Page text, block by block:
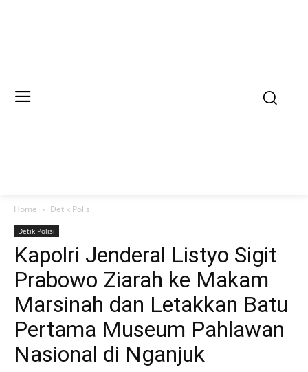
Home Detik Polisi
Detik Polisi
Kapolri Jenderal Listyo Sigit
Prabowo Ziarah ke Makam
Marsinah dan Letakkan Batu
Pertama Museum Pahlawan
Nasional di Nganjuk